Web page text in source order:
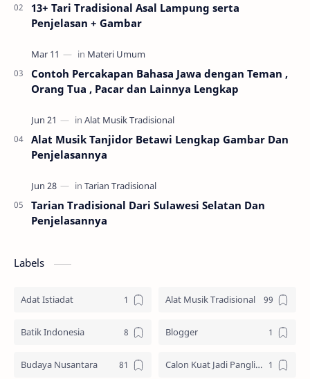
13+ Tari Tradisional Asal Lampung serta
Penjelasan + Gambar
Contoh Percakapan Bahasa Jawa dengan Teman ,
Orang Tua , Pacar dan Lainnya Lengkap
Alat Musik Tanjidor Betawi Lengkap Gambar Dan
Penjelasannya
Tarian Tradisional Dari Sulawesi Selatan Dan
Penjelasannya
Labels
Adat Istiadat Alat Musik Tradisional
Batik Indonesia Blogger
Budaya Nusantara Calon Kuat Jadi Panglima TNI